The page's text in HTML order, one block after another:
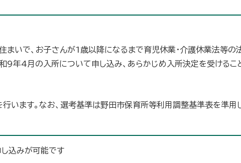
まいで、お子さんが1歳以降になるまで育児休業・介護休業法等
9年4月の入所について申し込み、あらかじめ入所決定を受けるこ
います。なお、選考基準は野田市保育所等利用調整基準表を準用
込みが可能です